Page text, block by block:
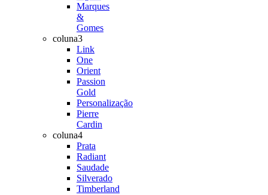
Marques
&
Gomes
coluna3
Link
One
Orient
Passion
Gold
Personalização
Pierre
Cardin
coluna4
Prata
Radiant
Saudade
Silverado
Timberland